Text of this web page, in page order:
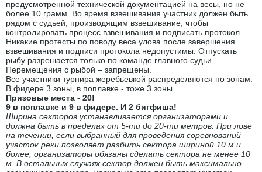
предусмотренной технической документацией на весы, но не
более 10 грамм. Во время взвешивания участник должен быть
рядом с судьей, производящим взвешивание, чтобы
контролировать процесс взвешивания и подписать протокол.
Никакие протесты по поводу веса улова после завершения
взвешивания и подписи протокола недопустимы. Отпускать
рыбу разрешается только по команде главного судьи.
Перемещения с рыбой – запрещены.
Все участники турнира жеребьевкой распределяются по зонам.
В фидере 3 зоны, в поплавке - тоже 3 зоны.
Призовые места - 20!
9 в поплавке и 9 в фидере. И 2 бигфиша!
Ширина секторов устанавливается организаторами и
должна быть в пределах от 5-ти до 20-ти метров. При лове
на течении, если выбранный для проведения соревнований
участок реки позволяет разбить сектора шириной 10 м и
более, организаторы обязаны сделать сектора не менее 10
м. В остальных случаях сектор должен быть максимально